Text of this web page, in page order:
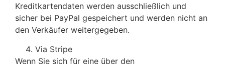
Kreditkartendaten werden ausschließlich und
sicher bei PayPal gespeichert und werden nicht an
den Verkäufer weitergegeben.
Via Stripe
Wenn Sie sich für eine über den